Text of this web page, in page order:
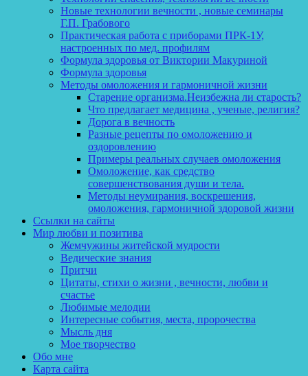
Новые технологии вечности , новые семинары
Г.П. Грабового
Практическая работа с приборами ПРК-1У,
настроенных по мед. профилям
Формула здоровья от Виктории Макуриной
Формула здоровья
Методы омоложения и гармоничной жизни
Старение организма.Неизбежна ли старость?
Что предлагает медицина , ученые, религия?
Дорога в вечность
Разные рецепты по омоложению и
оздоровлению
Примеры реальных случаев омоложения
Омоложение, как средство
совершенствования души и тела.
Методы неумирания, воскрешения,
омоложения, гармоничной здоровой жизни
Ссылки на сайты
Мир любви и позитива
Жемчужины житейской мудрости
Ведические знания
Притчи
Цитаты, стихи о жизни , вечности, любви и
счастье
Любимые мелодии
Интересные события, места, пророчества
Мысль дня
Мое творчество
Обо мне
Карта сайта